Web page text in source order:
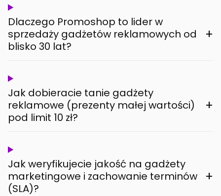
Dlaczego Promoshop to lider w
sprzedaży gadżetów reklamowych od
blisko 30 lat?
+
Jak dobieracie tanie gadżety
reklamowe (prezenty małej wartości)
pod limit 10 zł?
+
Jak weryfikujecie jakość na gadżety
marketingowe i zachowanie terminów
(SLA)?
+